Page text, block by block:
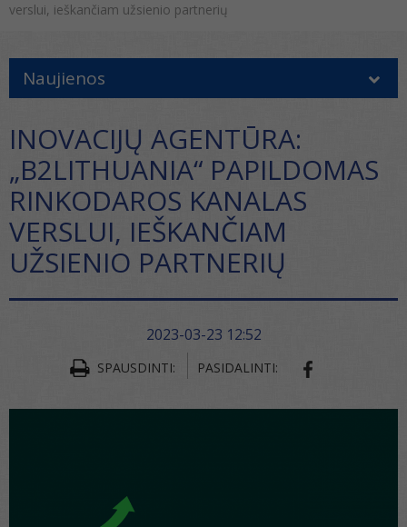
verslui, ieškančiam užsienio partnerių
Naujienos
INOVACIJŲ AGENTŪRA:
„B2LITHUANIA“ PAPILDOMAS
RINKODAROS KANALAS
VERSLUI, IEŠKANČIAM
UŽSIENIO PARTNERIŲ
2023-03-23 12:52
SPAUSDINTI: PASIDALINTI: